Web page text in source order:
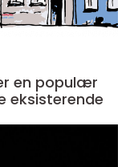
en populær
eksisterende